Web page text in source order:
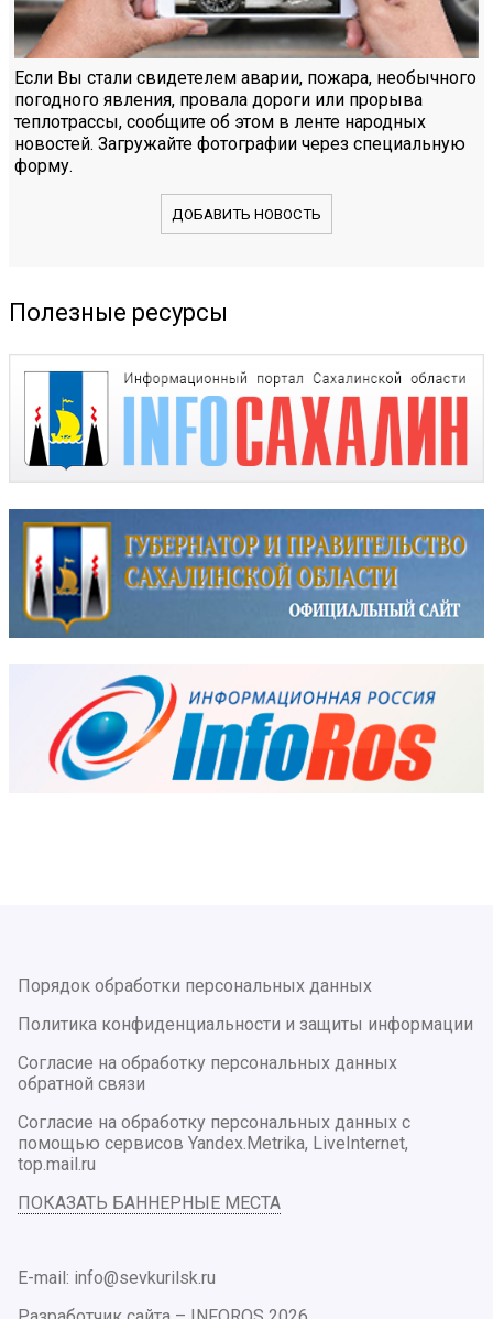
Если Вы стали свидетелем аварии, пожара, необычного
погодного явления, провала дороги или прорыва
теплотрассы, сообщите об этом в ленте народных
новостей. Загружайте фотографии через специальную
форму.
ДОБАВИТЬ НОВОСТЬ
Полезные ресурсы
Порядок обработки персональных данных
Политика конфиденциальности и защиты информации
Согласие на обработку персональных данных
обратной связи
Согласие на обработку персональных данных с
помощью сервисов Yandex.Metrika, LiveInternet,
top.mail.ru
ПОКАЗАТЬ БАННЕРНЫЕ МЕСТА
E-mail: info@sevkurilsk.ru